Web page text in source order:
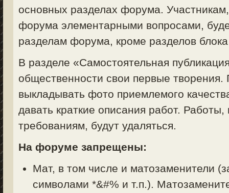
основных разделах форума.
форума элементарными вопросами,
разделам форума, кроме разделов
В разделе «Самостоятельная
общественности свои первые
выкладывать фото приемлемого
давать краткие описания работ.
требованиям, будут удаляться.
На форуме запрещены:
Мат, в том числе и матозаменители
символами *&#% и т.п.).